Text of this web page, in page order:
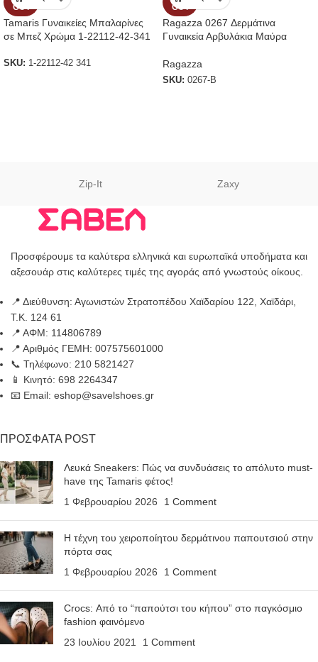
OUT
Tamaris Γυναικείες Μπαλαρίνες
σε Μπεζ Χρώμα 1-22112-42-341
SKU: 1-22112-42 341
OUT
Ragazza 0267 Δερμάτινα
Γυναικεία Αρβυλάκια Μαύρα
Ragazza
SKU: 0267-B
Zip-It Zaxy
Προσφέρουμε τα καλύτερα ελληνικά και ευρωπαϊκά υποδήματα και
αξεσουάρ στις καλύτερες τιμές της αγοράς από γνωστούς οίκους.
📍 Διεύθυνση: Αγωνιστών Στρατοπέδου Χαϊδαρίου 122, Χαϊδάρι,
Τ.Κ. 124 61
📍 ΑΦΜ: 114806789
📍 Αριθμός ΓΕΜΗ: 007575601000
📞 Τηλέφωνο: 210 5821427
📱 Κινητό: 698 2264347
📧 Email: eshop@savelshoes.gr
ΠΡΟΣΦΑΤΑ POST
Λευκά Sneakers: Πώς να συνδυάσεις το απόλυτο must-
have της Tamaris φέτος!
1 Φεβρουαρίου 2026
1 Comment
Η τέχνη του χειροποίητου δερμάτινου παπουτσιού στην
πόρτα σας
1 Φεβρουαρίου 2026
1 Comment
Crocs: Από το “παπούτσι του κήπου” στο παγκόσμιο
fashion φαινόμενο
23 Ιουλίου 2021
1 Comment